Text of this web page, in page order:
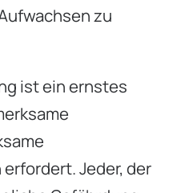
zu
ist ein ernstes
Jeder, der